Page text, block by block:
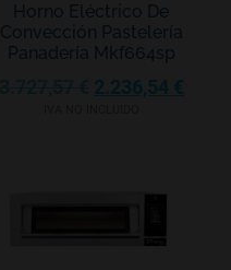
Horno Eléctrico De
Convección Pastelería
Panadería Mkf664sp
2.236,54 €